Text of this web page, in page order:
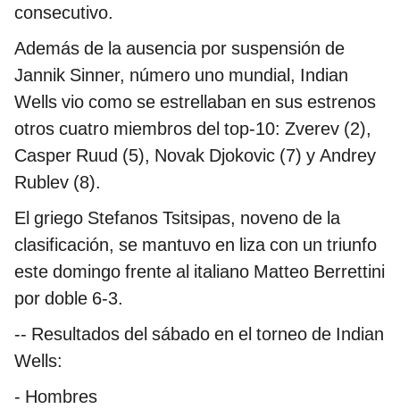
consecutivo.
Además de la ausencia por suspensión de
Jannik Sinner, número uno mundial, Indian
Wells vio como se estrellaban en sus estrenos
otros cuatro miembros del top-10: Zverev (2),
Casper Ruud (5), Novak Djokovic (7) y Andrey
Rublev (8).
El griego Stefanos Tsitsipas, noveno de la
clasificación, se mantuvo en liza con un triunfo
este domingo frente al italiano Matteo Berrettini
por doble 6-3.
-- Resultados del sábado en el torneo de Indian
Wells:
- Hombres